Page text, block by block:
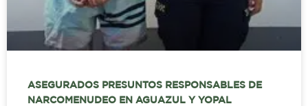
ASEGURADOS PRESUNTOS RESPONSABLES DE
NARCOMENUDEO EN AGUAZUL Y YOPAL